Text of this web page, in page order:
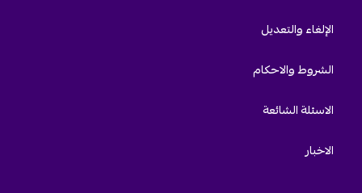
الإلغاء والتعديل
الشروط والاحكام
الاسئلة الشائعة
الاخبار